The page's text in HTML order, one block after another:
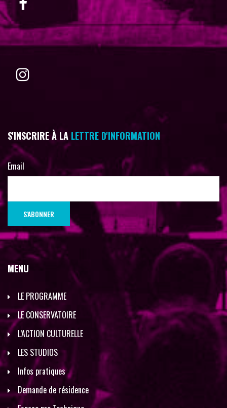
S'INSCRIRE À LA LETTRE D'INFORMATION
Email
MENU
LE PROGRAMME
LE CONSERVATOIRE
L’ACTION CULTURELLE
LES STUDIOS
Infos pratiques
Demande de résidence